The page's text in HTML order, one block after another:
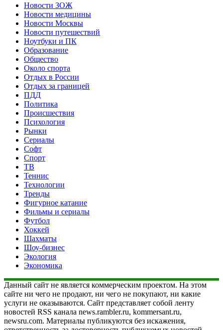
Новости ЗОЖ
Новости медицины
Новости Москвы
Новости путешествий
Ноутбуки и ПК
Образование
Общество
Около спорта
Отдых в России
Отдых за границей
ПДД
Политика
Происшествия
Психология
Рынки
Сериалы
Софт
Спорт
ТВ
Теннис
Технологии
Тренды
Фигурное катание
Фильмы и сериалы
Футбол
Хоккей
Шахматы
Шоу-бизнес
Экология
Экономика
Данный сайт не является коммерческим проектом. На этом
сайте ни чего не продают, ни чего не покупают, ни какие
услуги не оказываются. Сайт представляет собой ленту
новостей RSS канала news.rambler.ru, kommersant.ru,
newsru.com. Материалы публикуются без искажения,